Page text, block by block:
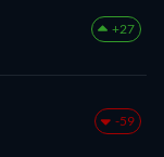
+27
-59